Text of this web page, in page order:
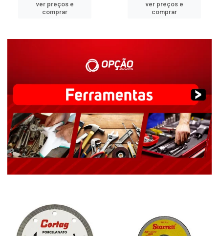
ver preços e
comprar
ver preços e
comprar